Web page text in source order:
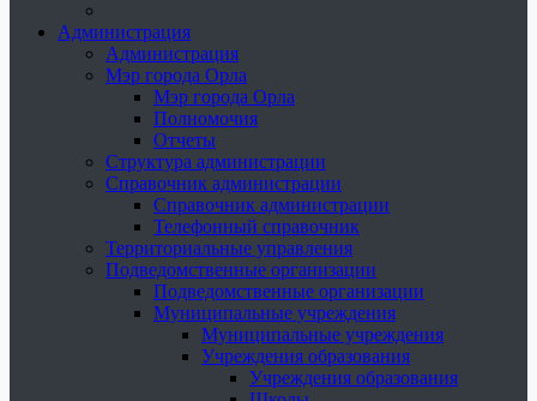
Администрация
Администрация
Мэр города Орла
Мэр города Орла
Полномочия
Отчеты
Структура администрации
Справочник администрации
Справочник администрации
Телефонный справочник
Территориальные управления
Подведомственные организации
Подведомственные организации
Муниципальные учреждения
Муниципальные учреждения
Учреждения образования
Учреждения образования